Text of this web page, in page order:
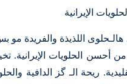
الإيرانية
هالـحلوى اللذيذة والفريدة
من أحسن الحلويات الإيرانية.
ريحة الـ گز الدافية